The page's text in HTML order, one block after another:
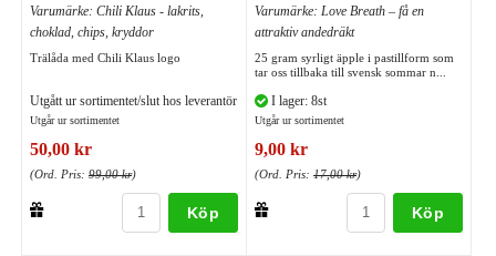
Varumärke: Chili Klaus - lakrits,
choklad, chips, kryddor
Trälåda med Chili Klaus logo
Utgått ur sortimentet/slut hos leverantör
Utgår ur sortimentet
50,00 kr
(Ord. Pris: 99,00 kr)
Köp
Varumärke: Love Breath – få en
attraktiv andedräkt
25 gram syrligt äpple i pastillform som
tar oss tillbaka till svensk sommar n...
I lager: 8st
Utgår ur sortimentet
9,00 kr
(Ord. Pris: 17,00 kr)
Köp